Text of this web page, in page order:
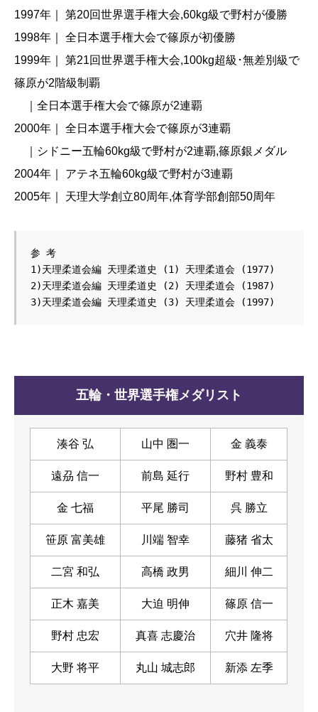
1997年｜ 第20回世界選手権大会,60kg級で野村が優勝
1998年｜ 全日本選手権大会で篠原が初優勝
1999年｜ 第21回世界選手権大会,100kg超級･無差別級で
篠原が2階級制覇
｜全日本選手権大会で篠原が2連覇
2000年｜ 全日本選手権大会で篠原が3連覇
｜シドニー五輪60kg級で野村が2連覇,篠原銀メダル
2004年｜ アテネ五輪60kg級で野村が3連覇
2005年｜ 天理大学創立80周年,体育学部創部50周年
参 考
1)天理柔道会編 天理柔道史 (1) 天理柔道会 (1977)
2)天理柔道会編 天理柔道史 (2) 天理柔道会 (1987)
3)天理柔道会編 天理柔道史 (3) 天理柔道会 (1997)
五輪・世界選手権メダリスト
湊谷 弘 山中 圏一 金 義泰
遠刕 信一 前島 延行 野村 豊和
金 七福 平尾 勝司 呉 勝立
笹原 富美雄 川端 智幸 藤猪 省太
二宮 和弘 高橋 政男 細川 伸二
正木 嘉美 大迫 明伸 篠原 信一
野村 忠宏 真喜 志慶治 穴井 隆将
大野 将平 丸山 城志郎 新添 左季